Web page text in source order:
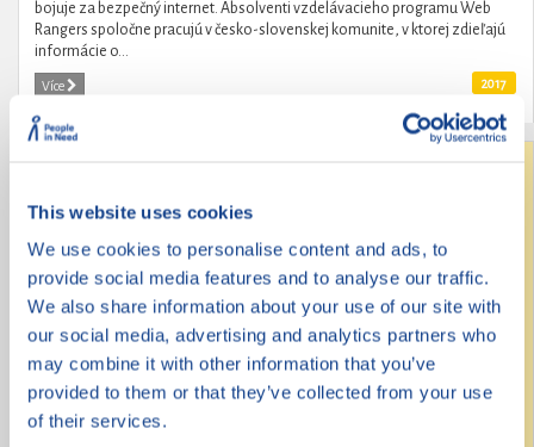
This website uses cookies
We use cookies to personalise content and ads, to
provide social media features and to analyse our traffic.
We also share information about your use of our site with
our social media, advertising and analytics partners who
may combine it with other information that you’ve
provided to them or that they’ve collected from your use
of their services.
bojuje za bezpečný internet. Absolventi vzdelávacieho programu Web
Rangers spoločne pracujú v česko-slovenskej komunite, v ktorej zdieľajú
informácie o...
Více 2017